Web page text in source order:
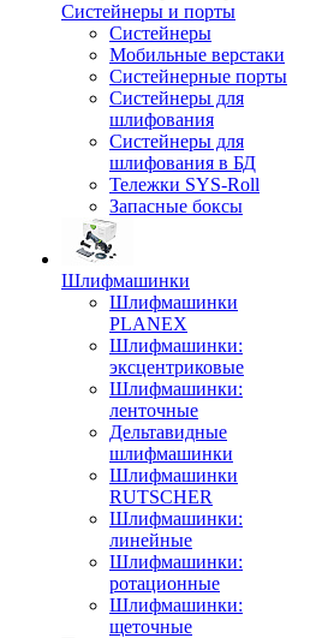
Систейнеры и порты
Систейнеры
Мобильные верстаки
Систейнерные порты
Систейнеры для
шлифования
Систейнеры для
шлифования в БД
Тележки SYS-Roll
Запасные боксы
Шлифмашинки
Шлифмашинки
PLANEX
Шлифмашинки:
эксцентриковые
Шлифмашинки:
ленточные
Дельтавидные
шлифмашинки
Шлифмашинки
RUTSCHER
Шлифмашинки:
линейные
Шлифмашинки:
ротационные
Шлифмашинки:
щеточные